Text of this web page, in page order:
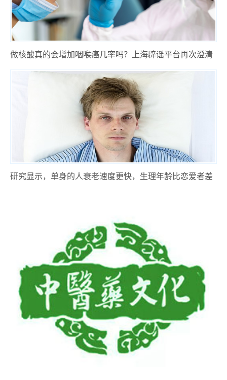
做核酸真的会增加咽喉癌几率吗？上海辟谣平台再次澄清
无核酸致癌
研究显示，单身的人衰老速度更快，生理年龄比恋爱者差